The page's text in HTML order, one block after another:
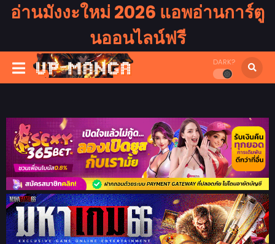
อ่านมังงะใหม่ 2026 แอพอ่านการ์ตู
นออนไลน์ฟรี
DARK?